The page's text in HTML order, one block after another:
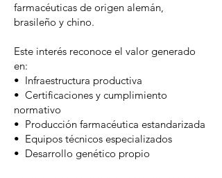
farmacéuticas de origen alemán,
brasileño y chino.
Este interés reconoce el valor generado
en:
•⁠ ⁠Infraestructura productiva
•⁠ ⁠Certificaciones y cumplimiento
normativo
•⁠ ⁠Producción farmacéutica estandarizada
•⁠ ⁠Equipos técnicos especializados
•⁠ ⁠Desarrollo genético propio